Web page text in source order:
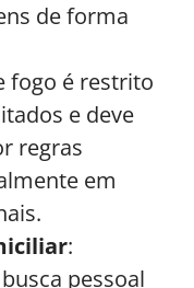
de forma
fogo é restrito
e deve
regras
em
:
pessoal